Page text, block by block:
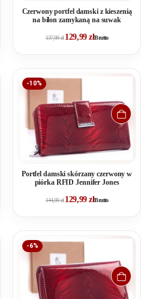
Czerwony portfel damski z kieszenią
na bilon zamykaną na suwak
137,99zł 129,99złBrutto
-10%
Portfel damski skórzany czerwony w
piórka RFID Jennifer Jones
144,99zł 129,99złBrutto
-6%